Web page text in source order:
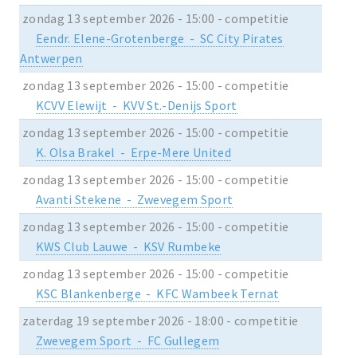
zondag 13 september 2026 - 15:00 - competitie
Eendr. Elene-Grotenberge - SC City Pirates
Antwerpen
zondag 13 september 2026 - 15:00 - competitie
KCVV Elewijt - KVV St.-Denijs Sport
zondag 13 september 2026 - 15:00 - competitie
K. Olsa Brakel - Erpe-Mere United
zondag 13 september 2026 - 15:00 - competitie
Avanti Stekene - Zwevegem Sport
zondag 13 september 2026 - 15:00 - competitie
KWS Club Lauwe - KSV Rumbeke
zondag 13 september 2026 - 15:00 - competitie
KSC Blankenberge - KFC Wambeek Ternat
zaterdag 19 september 2026 - 18:00 - competitie
Zwevegem Sport - FC Gullegem